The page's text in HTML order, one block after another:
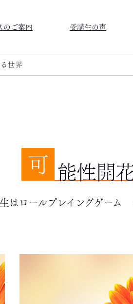
のご案内 受講生の声
世界
可 能性開
はロールプレイングゲーム